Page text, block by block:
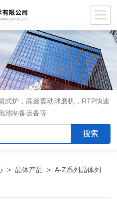
式炉，高速震动球磨机，RTP快速
池制备设备等
>晶体产品 >A-Z系列晶体列